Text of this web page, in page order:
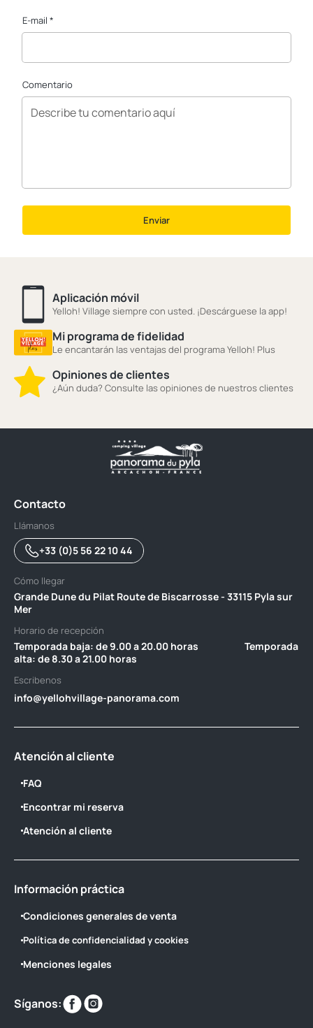
E-mail *
Comentario
Enviar
Aplicación móvil
Yelloh! Village siempre con usted. ¡Descárguese la app!
Mi programa de fidelidad
Le encantarán las ventajas del programa Yelloh! Plus
Opiniones de clientes
¿Aún duda? Consulte las opiniones de nuestros clientes
Contacto
Llámanos
+33 (0)5 56 22 10 44
Cómo llegar
Grande Dune du Pilat Route de Biscarrosse - 33115 Pyla sur
Mer
Horario de recepción
Temporada baja: de 9.00 a 20.00 horas ‎ ‎ ‎ ‎ ‎ ‎ ‎ ‎ ‎ ‎ ‎ ‎ ‎ ‎ ‎ ‎ ‎ ‎ ‎ ‎ ‎ Temporada
alta: de 8.30 a 21.00 horas
Escribenos
info@yellohvillage-panorama.com
Atención al cliente
FAQ
Encontrar mi reserva
Atención al cliente
Información práctica
Condiciones generales de venta
Política de confidencialidad y cookies
Menciones legales
Síganos:
Encuéntranos
en